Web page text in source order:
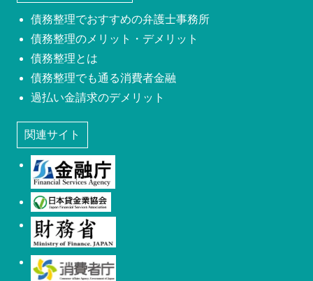
債務整理でおすすめの弁護士事務所
債務整理のメリット・デメリット
債務整理とは
債務整理でも通る消費者金融
過払い金請求のデメリット
関連サイト